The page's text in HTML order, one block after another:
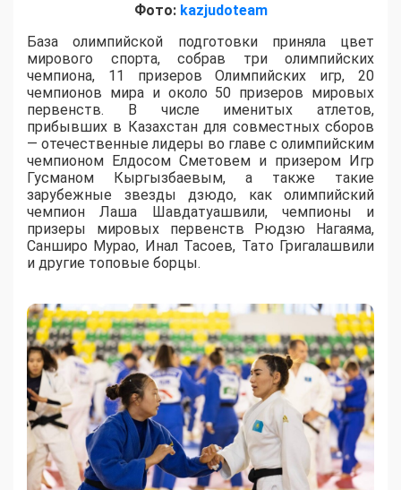
Фото: kazjudoteam
База олимпийской подготовки приняла цвет
мирового спорта, собрав три олимпийских
чемпиона, 11 призеров Олимпийских игр, 20
чемпионов мира и около 50 призеров мировых
первенств. В числе именитых атлетов,
прибывших в Казахстан для совместных сборов
— отечественные лидеры во главе с олимпийским
чемпионом Елдосом Сметовем и призером Игр
Гусманом Кыргызбаевым, а также такие
зарубежные звезды дзюдо, как олимпийский
чемпион Лаша Шавдатуашвили, чемпионы и
призеры мировых первенств Рюдзю Нагаяма,
Санширо Мурао, Инал Тасоев, Тато Григалашвили
и другие топовые борцы.